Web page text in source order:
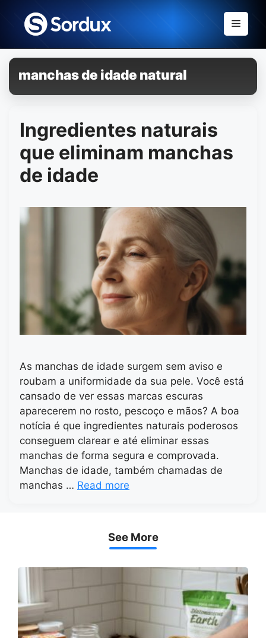
content
Menu
manchas de idade natural
Ingredientes naturais
que eliminam manchas
de idade
As manchas de idade surgem sem aviso e
roubam a uniformidade da sua pele. Você está
cansado de ver essas marcas escuras
aparecerem no rosto, pescoço e mãos? A boa
notícia é que ingredientes naturais poderosos
conseguem clarear e até eliminar essas
manchas de forma segura e comprovada.
Manchas de idade, também chamadas de
manchas … Read more
See More